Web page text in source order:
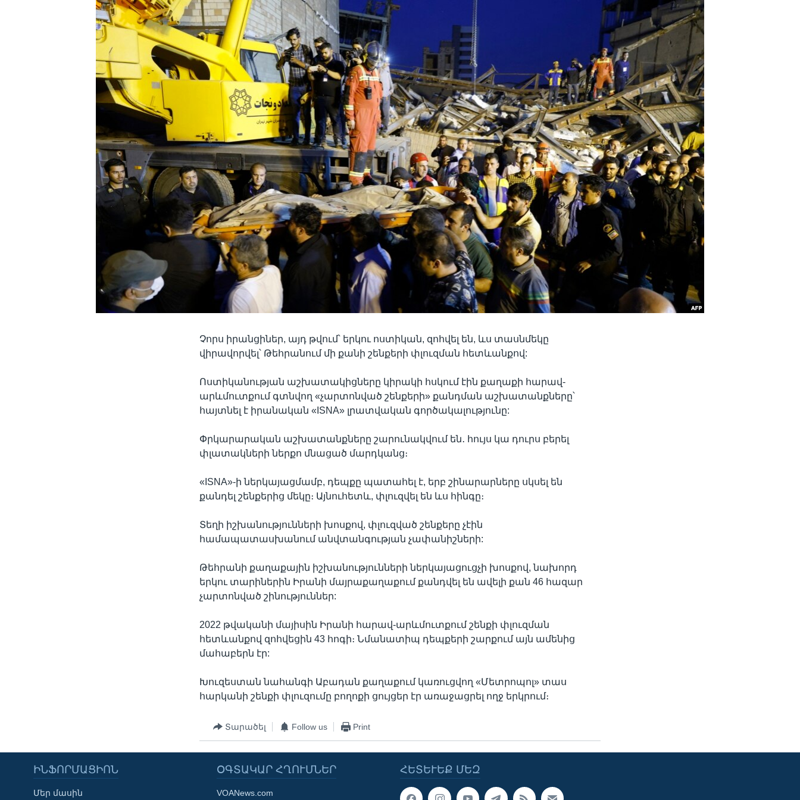
Չորս իրանցիներ, այդ թվում՝ երկու ոստիկան, զոհվել են, ևս տասնմեկը
վիրավորվել՝ Թեհրանում մի քանի շենքերի փլուզման հետևանքով:
Ոստիկանության աշխատակիցները կիրակի հսկում էին քաղաքի հարավ-
արևմուտքում գտնվող «չարտոնված շենքերի» քանդման աշխատանքները՝
հայտնել է իրանական «ISNA» լրատվական գործակալությունը:
Փրկարարական աշխատանքները շարունակվում են․ հույս կա դուրս բերել
փլատակների ներքո մնացած մարդկանց։
«ISNA»-ի ներկայացմամբ, դեպքը պատահել է, երբ շինարարները սկսել են
քանդել շենքերից մեկը։ Այնուհետև, փլուզվել են ևս հինգը։
Տեղի իշխանությունների խոսքով, փլուզված շենքերը չէին
համապատասխանում անվտանգության չափանիշների:
Թեհրանի քաղաքային իշխանությունների ներկայացուցչի խոսքով, նախորդ
երկու տարիներին Իրանի մայրաքաղաքում քանդվել են ավելի քան 46 հազար
չարտոնված շինություններ:
2022 թվականի մայիսին Իրանի հարավ-արևմուտքում շենքի փլուզման
հետևանքով զոհվեցին 43 հոգի։ Նմանատիպ դեպքերի շարքում այն ամենից
մահաբերն էր:
Խուզեստան նահանգի Աբադան քաղաքում կառուցվող «Մետրոպոլ» տաս
հարկանի շենքի փլուզումը բողոքի ցույցեր էր առաջացրել ողջ երկրում։
Տարածել Follow us Print
ՀԵՏԵՒԵՔ ՄԵԶ
ԻՆՖՈՐՄԱՑԻՈՆ
Մեր մասին
ՕԳՏԱԿԱՐ ՀՂՈՒՄՆԵՐ
VOANews.com